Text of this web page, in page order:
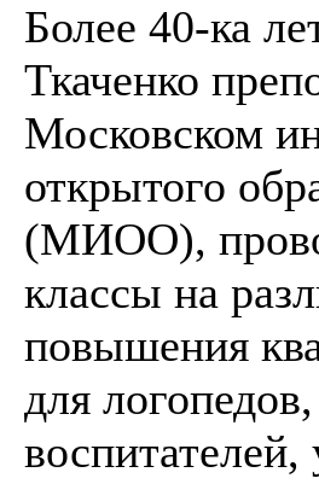
Более 40-ка
Ткаченко
Московском
открытого
(МИОО),
классы на
повышения
для логопедов,
воспитателей,